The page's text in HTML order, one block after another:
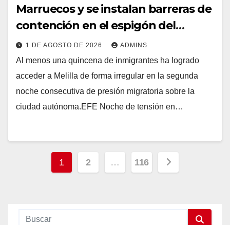
Marruecos y se instalan barreras de
contención en el espigón del
Tarajal
1 DE AGOSTO DE 2026 ADMINS
Al menos una quincena de inmigrantes ha logrado
acceder a Melilla de forma irregular en la segunda
noche consecutiva de presión migratoria sobre la
ciudad autónoma.EFE Noche de tensión en…
Navegación
1 2 … 116